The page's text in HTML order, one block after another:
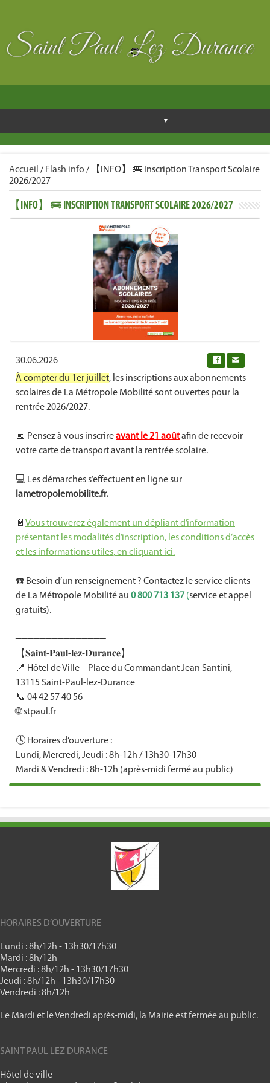
Accueil / Flash info /
【INFO】 🚌 Inscription Transport Scolaire
2026/2027
【INFO】 🚌 INSCRIPTION TRANSPORT SCOLAIRE 2026/2027
30.06.2026
0
À compter du 1er juillet, les inscriptions aux abonnements
scolaires de La Métropole Mobilité sont ouvertes pour la
rentrée 2026/2027.
📅 Pensez à vous inscrireavant le 21 aoûtafin de recevoir
votre carte de transport avant la rentrée scolaire.
💻 Les démarches s’effectuent en ligne sur
lametropolemobilite.fr.
📄 Vous trouverez également un dépliant d’information
présentant les modalités d’inscription, les conditions d’accès
et les informations utiles, en cliquant ici.
☎️ Besoin d’un renseignement ? Contactez le service clients
de La Métropole Mobilité au 0 800 713 137 (service et appel
gratuits).
━━━━━━━━━━━━━━━
【𝐒𝐚𝐢𝐧𝐭-𝐏𝐚𝐮𝐥-𝐥𝐞𝐳-𝐃𝐮𝐫𝐚𝐧𝐜𝐞】
📍 Hôtel de Ville – Place du Commandant Jean Santini,
13115 Saint-Paul-lez-Durance
📞 04 42 57 40 56
🌐 stpaul.fr
🕓 Horaires d’ouverture :
Lundi, Mercredi, Jeudi : 8h-12h / 13h30-17h30
Mardi & Vendredi : 8h-12h (après-midi fermé au public)
HORAIRES D’OUVERTURE
Lundi : 8h/12h - 13h30/17h30
Mardi : 8h/12h
Mercredi : 8h/12h - 13h30/17h30
Jeudi : 8h/12h - 13h30/17h30
Vendredi : 8h/12h
Le Mardi et le Vendredi après-midi, la Mairie est fermée au public.
SAINT PAUL LEZ DURANCE
Hôtel de ville